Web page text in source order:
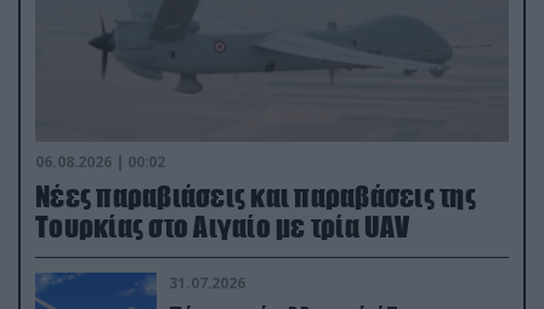
06.08.2026 | 00:02
Νέες παραβιάσεις και παραβάσεις της
Τουρκίας στο Αιγαίο με τρία UAV
31.07.2026